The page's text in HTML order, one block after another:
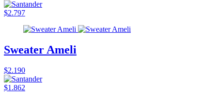
$2.797
Sweater Ameli
$2.190
$1.862